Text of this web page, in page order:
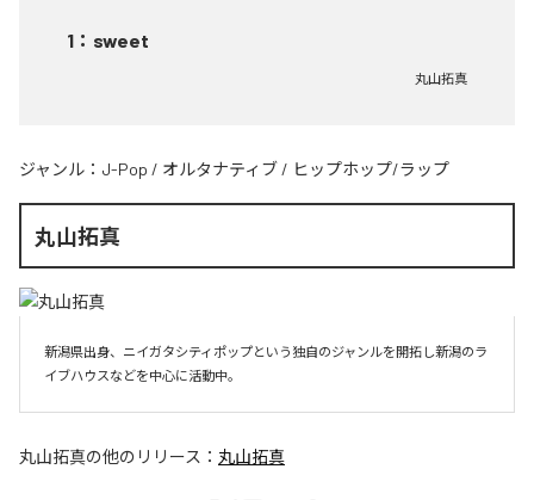
1 ： sweet
丸山拓真
ジャンル： J-Pop / オルタナティブ / ヒップホップ/ラップ
丸山拓真
新潟県出身、ニイガタシティポップという独自のジャンルを開拓し新潟のラ
イブハウスなどを中心に活動中。
丸山拓真の他のリリース： 丸山拓真